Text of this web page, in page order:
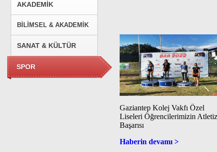
AKADEMİK
BİLİMSEL & AKADEMİK
SANAT & KÜLTÜR
SPOR
Gaziantep Kolej Vakfı Özel
Liseleri Öğrencilerimizin
Başarısı
Haberin devamı >